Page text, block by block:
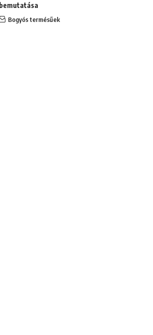
bemutatása
Bogyós termésűek